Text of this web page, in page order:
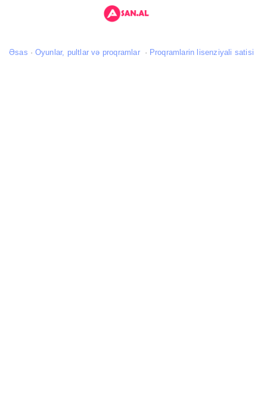
Əsas Oyunlar, pultlar və proqramlar Proqramlarin lisenziyali satisi